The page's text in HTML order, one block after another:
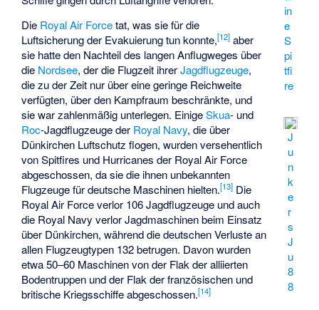
in
e
S
pi
tfi
re
J
u
n
k
e
r
s
J
u
8
8
Die Royal Air Forcetat, was sie für die
Luftsicherung der Evakuierung tun konnte,[12] aber
sie hatte den Nachteil des langen Anflugweges über
die Nordsee, der die Flugzeit ihrerJagdflugzeuge,
die zu der Zeit nur über eine geringe Reichweite
verfügten, über den Kampfraum beschränkte, und
sie war zahlenmäßig unterlegen. EinigeSkua- und
Roc-Jagdflugzeuge der Royal Navy, die über
Dünkirchen Luftschutz flogen, wurden versehentlich
von Spitfires und Hurricanes der Royal Air Force
abgeschossen, da sie die ihnen unbekannten
Flugzeuge für deutsche Maschinen hielten.[13] Die
Royal Air Force verlor 106 Jagdflugzeuge und auch
die Royal Navy verlor Jagdmaschinen beim Einsatz
über Dünkirchen, während die deutschen Verluste an
allen Flugzeugtypen 132 betrugen. Davon wurden
etwa 50–60 Maschinen von der Flak der alliierten
Bodentruppen und der Flak der französischen und
britische Kriegsschiffe abgeschossen.[14]